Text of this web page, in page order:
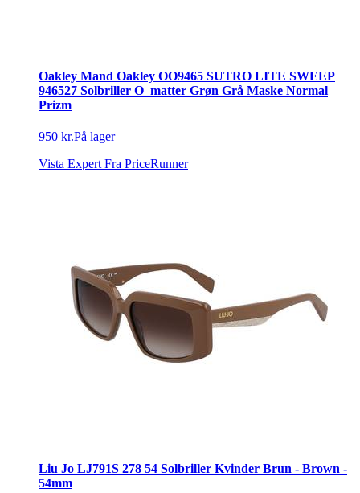
Oakley Mand Oakley OO9465 SUTRO LITE SWEEP
946527 Solbriller O_matter Grøn Grå Maske Normal
Prizm
950 kr.På lager
Vista Expert Fra PriceRunner
Liu Jo LJ791S 278 54 Solbriller Kvinder Brun - Brown -
54mm